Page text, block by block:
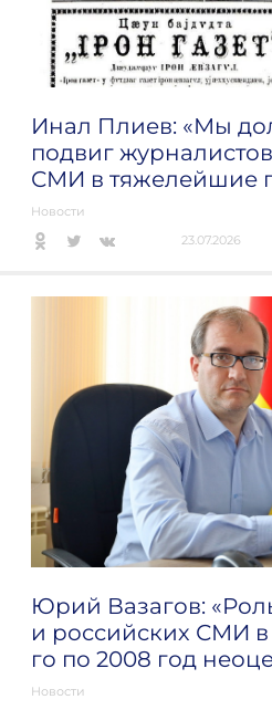
Инал Плиев: «Мы
подвиг
СМИ в тяжелейшие
Новости
23.07.2026
Юрий Вазагов:
и российских СМИ в
го по 2008 год
Новости